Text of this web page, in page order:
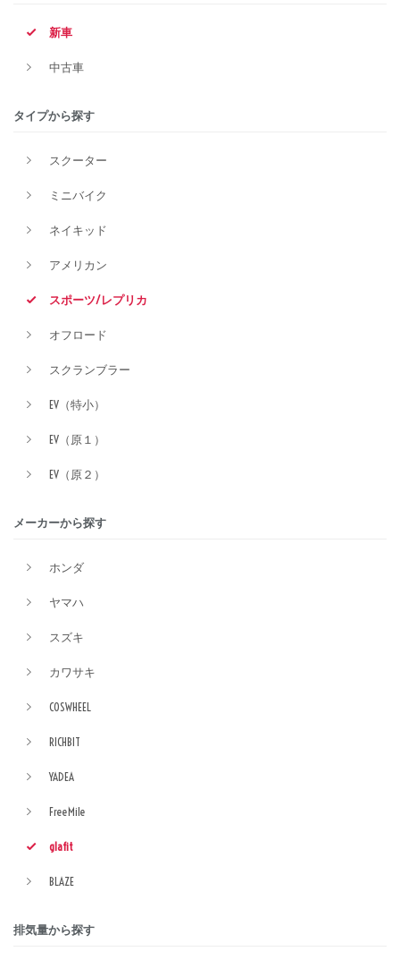
新車
中古車
タイプから探す
スクーター
ミニバイク
ネイキッド
アメリカン
スポーツ/レプリカ
オフロード
スクランブラー
EV（特小）
EV（原１）
EV（原２）
メーカーから探す
ホンダ
ヤマハ
スズキ
カワサキ
COSWHEEL
RICHBIT
YADEA
FreeMile
glafit
BLAZE
排気量から探す
メーカー
排気量